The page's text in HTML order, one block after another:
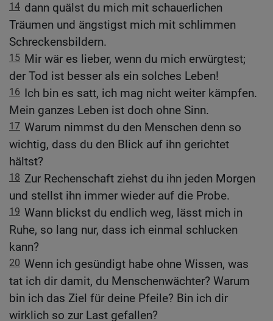
14 dann quälst du mich mit schauerlichen
Träumen und ängstigst mich mit schlimmen
Schreckensbildern.
15 Mir wär es lieber, wenn du mich erwürgtest;
der Tod ist besser als ein solches Leben!
16 Ich bin es satt, ich mag nicht weiter kämpfen.
Mein ganzes Leben ist doch ohne Sinn.
17 Warum nimmst du den Menschen denn so
wichtig, dass du den Blick auf ihn gerichtet
hältst?
18 Zur Rechenschaft ziehst du ihn jeden Morgen
und stellst ihn immer wieder auf die Probe.
19 Wann blickst du endlich weg, lässt mich in
Ruhe, so lang nur, dass ich einmal schlucken
kann?
20 Wenn ich gesündigt habe ohne Wissen, was
tat ich dir damit, du Menschenwächter? Warum
bin ich das Ziel für deine Pfeile? Bin ich dir
wirklich so zur Last gefallen?